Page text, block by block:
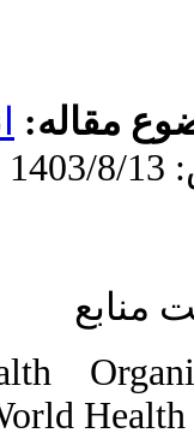
شناسی
8/13 | انتشار:
1. World